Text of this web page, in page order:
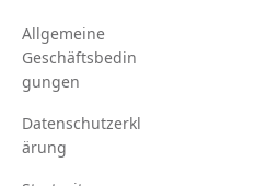
Allgemeine
Geschäftsbedin
gungen
Datenschutzerkl
ärung